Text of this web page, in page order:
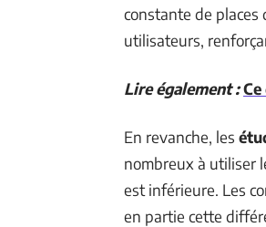
constante de places
utilisateurs,
Lire également :
En revanche, les
nombreux à utiliser
est inférieure. Les
en partie cette